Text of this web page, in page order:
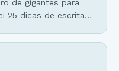
de gigantes para
25 dicas de escrita
para você se